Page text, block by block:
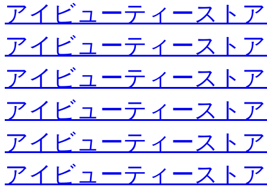
アイビューティースト
アイビューティースト
アイビューティースト
アイビューティースト
アイビューティースト
アイビューティースト